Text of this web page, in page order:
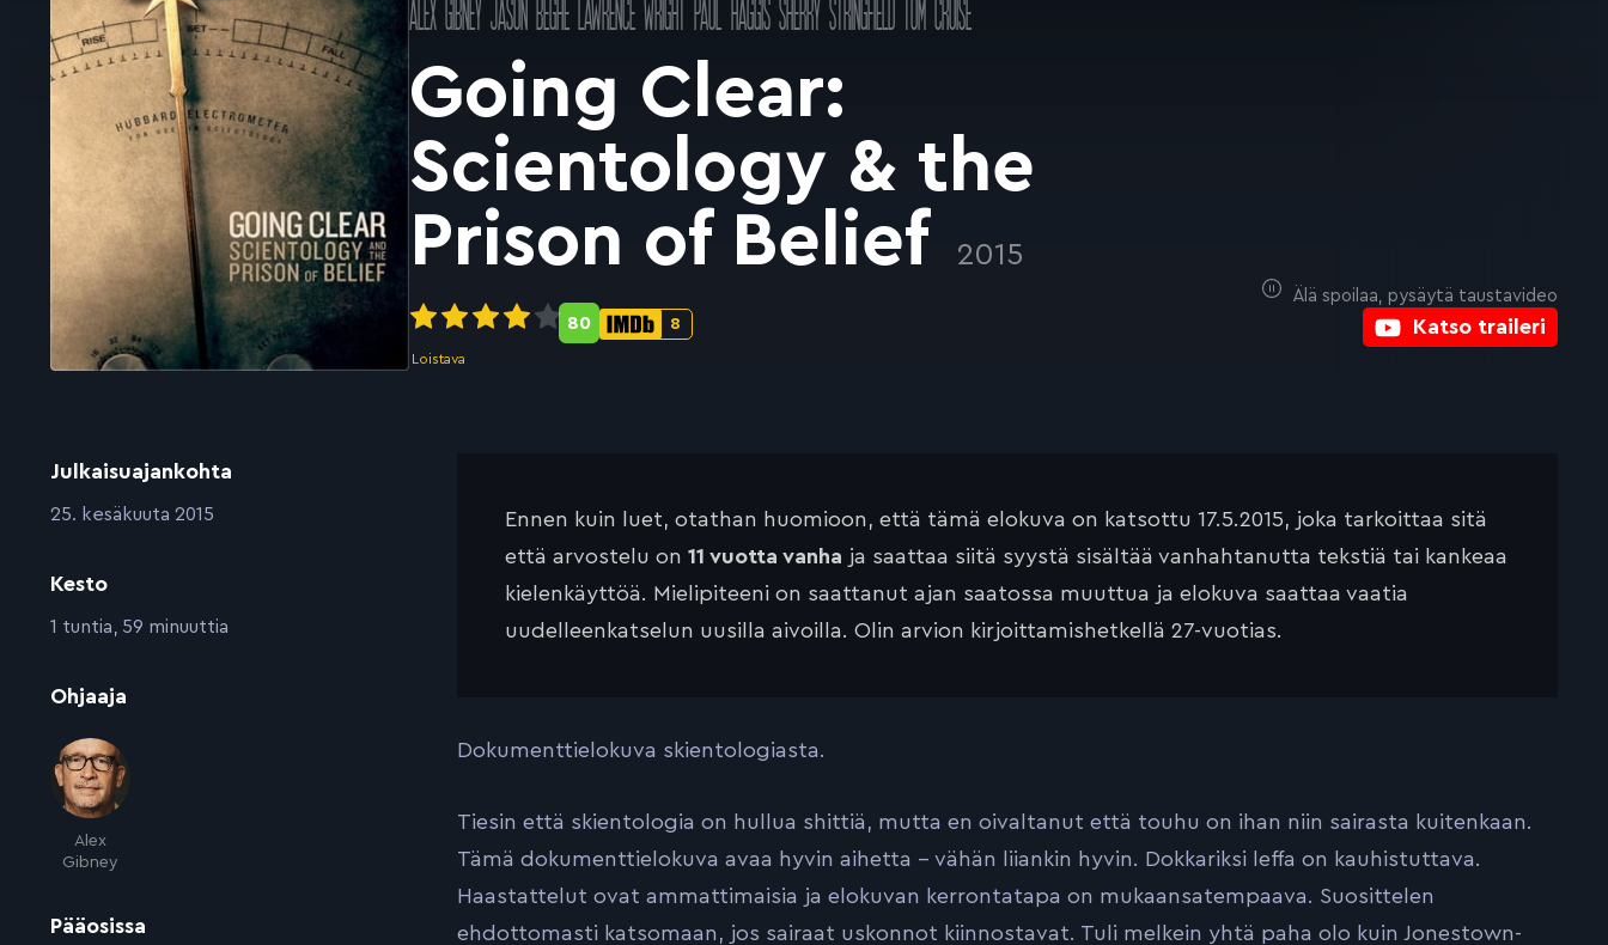
Katso traileri
Älä spoilaa, pysäytä taustavideo
Pääosissa
ALEX GIBNEYJASON BEGHELAWRENCE WRIGHTPAUL HAGGISSHERRY STRINGFIELDTOM CRUISE
Going Clear:
Scientology & the
Prison of Belief
2015
Loistava
IMDb-
8
Metascore-
80
Julkaisuajankohta
:25. kesäkuuta 2015
Kesto
:1 tuntia, 59 minuuttia
Ohjaaja
Alex
Gibney
Pääosissa
Ennen kuin luet, otathan huomioon, että tämä elokuva on katsottu 17.5.2015, joka tarkoittaa sitä
että arvostelu on 11 vuotta vanha ja saattaa siitä syystä sisältää vanhahtanutta tekstiä tai kankeaa
kielenkäyttöä. Mielipiteeni on saattanut ajan saatossa muuttua ja elokuva saattaa vaatia
uudelleenkatselun uusilla aivoilla. Olin arvion kirjoittamishetkellä 27-vuotias.
Dokumenttielokuva skientologiasta.
Tiesin että skientologia on hullua shittiä, mutta en oivaltanut että touhu on ihan niin sairasta kuitenkaan.
Tämä dokumenttielokuva avaa hyvin aihetta – vähän liiankin hyvin. Dokkariksi leffa on kauhistuttava.
Haastattelut ovat ammattimaisia ja elokuvan kerrontatapa on mukaansatempaava. Suosittelen
ehdottomasti katsomaan, jos sairaat uskonnot kiinnostavat. Tuli melkein yhtä paha olo kuin Jonestown-